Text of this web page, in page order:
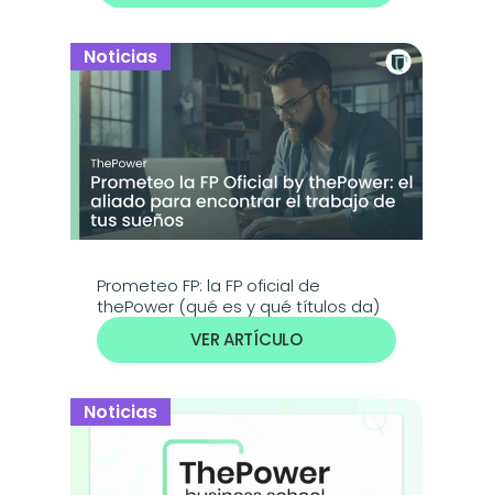
Noticias
Prometeo FP: la FP oficial de
thePower (qué es y qué títulos da)
VER ARTÍCULO
Noticias